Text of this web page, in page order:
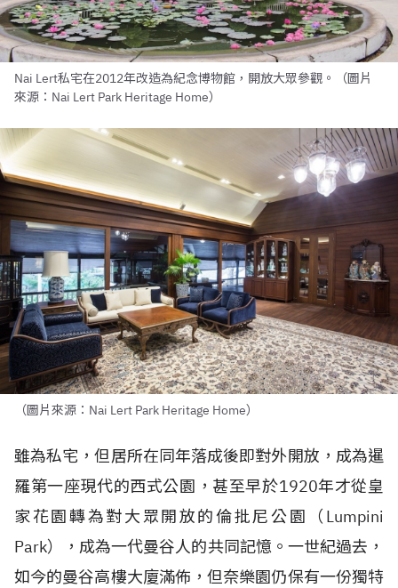
Nai Lert私宅在2012年改造為紀念博物館，開放大眾參觀。（圖片
來源：Nai Lert Park Heritage Home）
（圖片來源：Nai Lert Park Heritage Home）
雖為私宅，但居所在同年落成後即對外開放，成為暹
羅第一座現代的西式公園，甚至早於1920年才從皇
家花園轉為對大眾開放的倫批尼公園（Lumpini
Park），成為一代曼谷人的共同記憶。一世紀過去，
如今的曼谷高樓大廈滿佈，但奈樂園仍保有一份獨特